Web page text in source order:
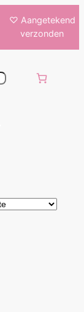
♡ Aangetekend
verzonden